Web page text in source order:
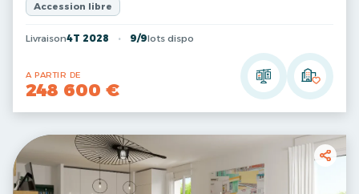
Accession libre
Livraison4T 2028 9/9lots dispo
A PARTIR DE
248 600 €